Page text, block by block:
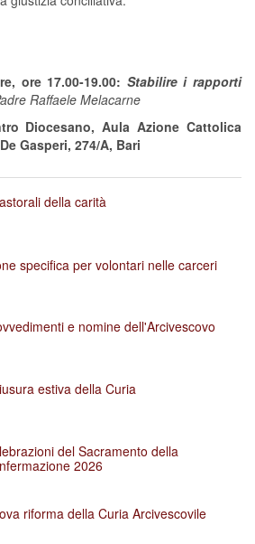
ore 17.00-19.00: Stabilire i rapporti
Raffaele Melacarne
Diocesano, Aula Azione Cattolica
Gasperi, 274/A, Bari
della carità
specifica per volontari nelle carceri
e nomine dell'Arcivescovo
estiva della Curia
del Sacramento della
2026
riforma della Curia Arcivescovile